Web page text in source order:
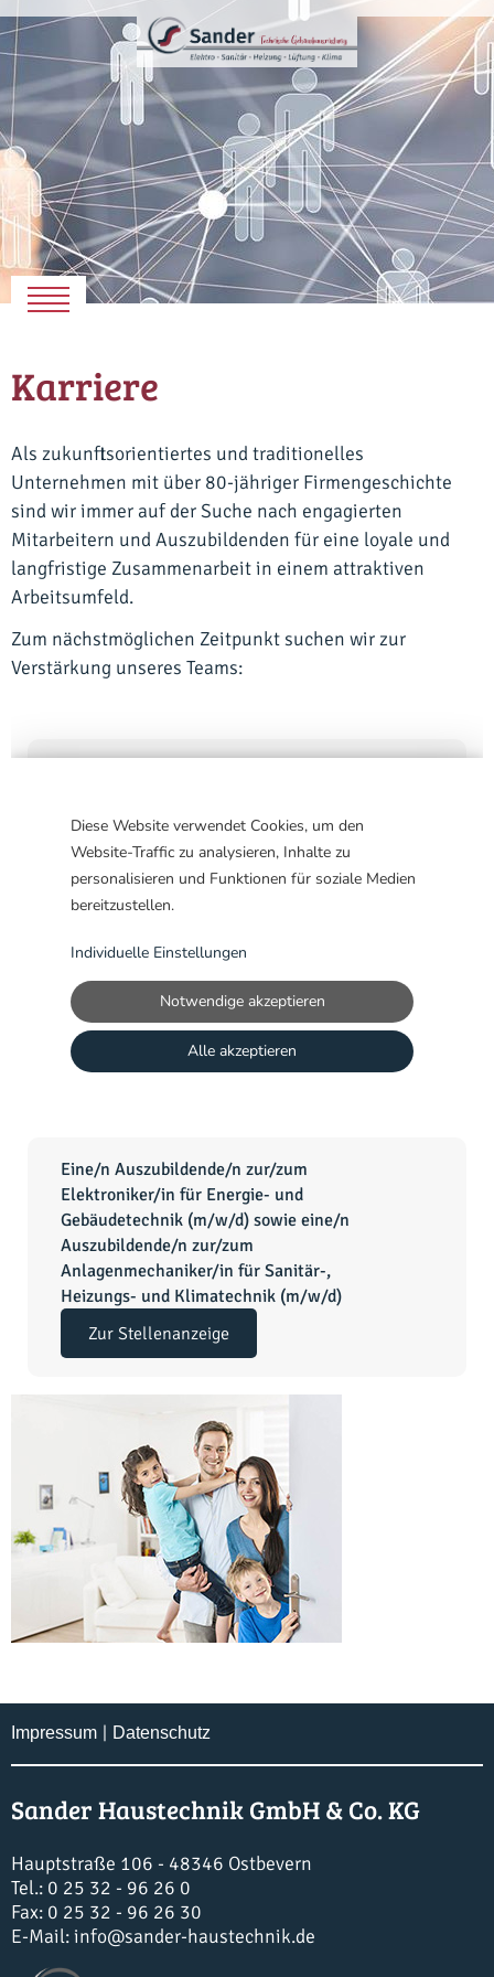
Karriere
Als zukunftsorientiertes und traditionelles
Unternehmen mit über 80-jähriger Firmengeschichte
sind wir immer auf der Suche nach engagierten
Mitarbeitern und Auszubildenden für eine loyale und
langfristige Zusammenarbeit in einem attraktiven
Arbeitsumfeld.
Zum nächstmöglichen Zeitpunkt suchen wir zur
Verstärkung unseres Teams:
Eine/n Auszubildende/n zur/zum
Elektroniker/in für Energie- und
Gebäudetechnik (m/w/d) sowie eine/n
Auszubildende/n zur/zum
Anlagenmechaniker/in für Sanitär-,
Heizungs- und Klimatechnik (m/w/d)
Zur Stellenanzeige
Impressum Datenschutz
Sander Haustechnik GmbH & Co. KG
Hauptstraße 106 - 48346 Ostbevern
Tel.: 0 25 32 - 96 26 0
Fax: 0 25 32 - 96 26 30
E-Mail:info@sander-haustechnik.de